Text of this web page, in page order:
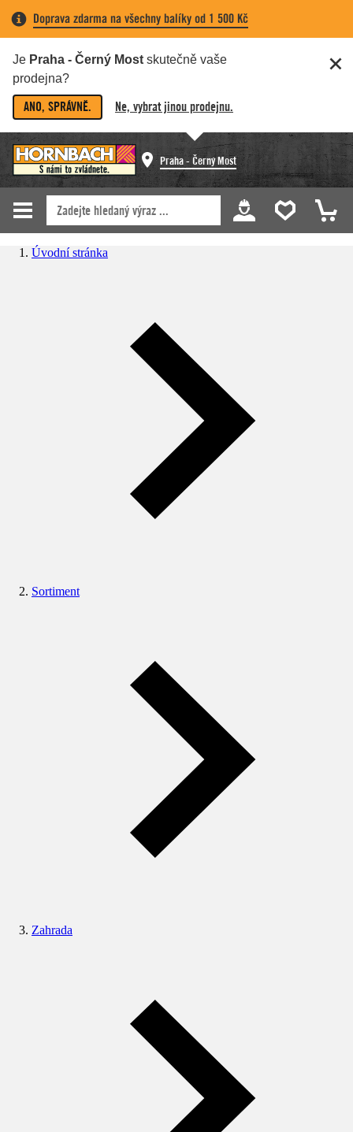
Doprava zdarma na všechny balíky od 1 500 Kč
Je Praha - Černý Most skutečně vaše
prodejna?
ANO, SPRÁVNĚ. Ne, vybrat jinou prodejnu.
Praha - Černý Most
Úvodní stránka
Sortiment
Zahrada